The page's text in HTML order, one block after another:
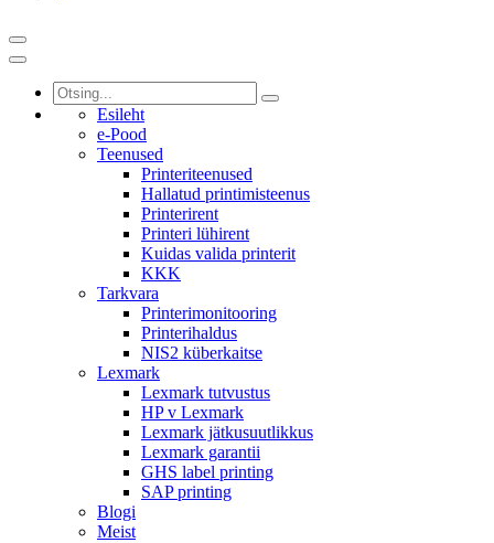
Esileht
e-Pood
Teenused
Printeriteenused
Hallatud printimisteenus
Printerirent
Printeri lühirent
Kuidas valida printerit
KKK
Tarkvara
Printerimonitooring
Printerihaldus
NIS2 küberkaitse
Lexmark
Lexmark tutvustus
HP v Lexmark
Lexmark jätkusuutlikkus
Lexmark garantii
GHS label printing
SAP printing
Blogi
Meist